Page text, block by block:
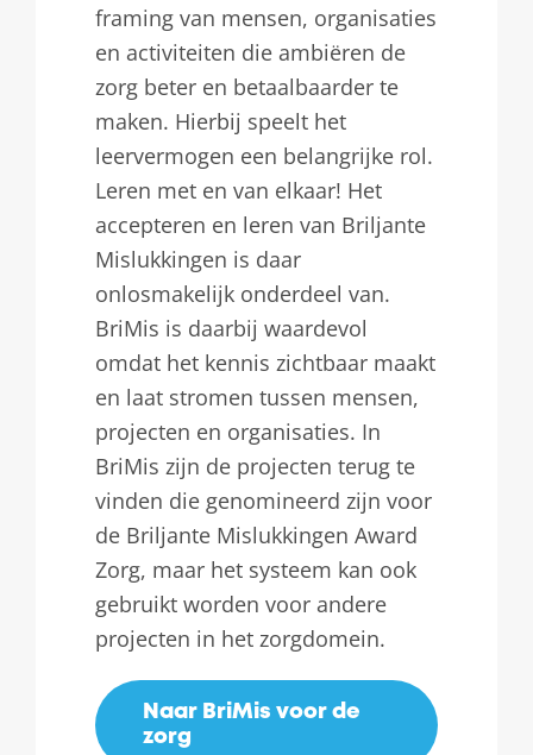
framing van mensen, organisaties
en activiteiten die ambiëren de
zorg beter en betaalbaarder te
maken. Hierbij speelt het
leervermogen een belangrijke rol.
Leren met en van elkaar! Het
accepteren en leren van Briljante
Mislukkingen is daar
onlosmakelijk onderdeel van.
BriMis is daarbij waardevol
omdat het kennis zichtbaar maakt
en laat stromen tussen mensen,
projecten en organisaties. In
BriMis zijn de projecten terug te
vinden die genomineerd zijn voor
de Briljante Mislukkingen Award
Zorg, maar het systeem kan ook
gebruikt worden voor andere
projecten in het zorgdomein.
Naar BriMis voor de
zorg